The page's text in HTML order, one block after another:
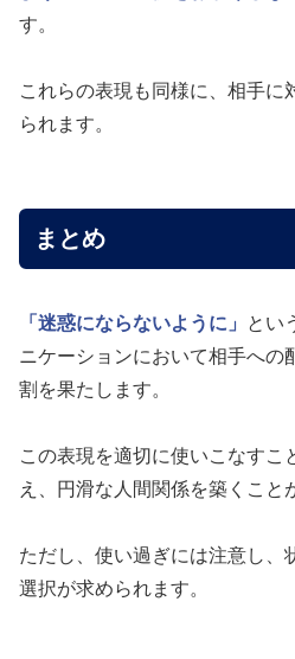
す。
これらの表現も同様に、相手に
られます。
まとめ
「迷惑にならないように」
とい
ニケーションにおいて相手への
割を果たします。
この表現を適切に使いこなすこ
え、円滑な人間関係を築くこと
ただし、使い過ぎには注意し、
選択が求められます。